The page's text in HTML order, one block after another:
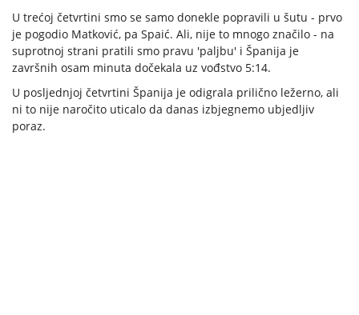
U trećoj četvrtini smo se samo donekle popravili u šutu - prvo
je pogodio Matković, pa Spaić. Ali, nije to mnogo značilo - na
suprotnoj strani pratili smo pravu 'paljbu' i Španija je
završnih osam minuta dočekala uz vođstvo 5:14.
U posljednjoj četvrtini Španija je odigrala prilično ležerno, ali
ni to nije naročito uticalo da danas izbjegnemo ubjedljiv
poraz.